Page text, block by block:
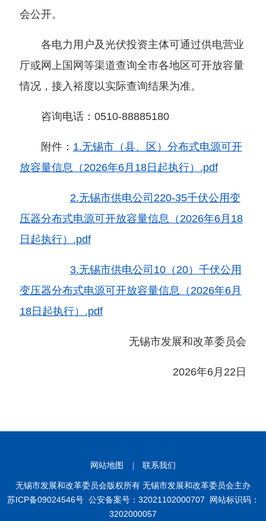
会公开。
各电力用户及光伏投资主体可通过供电营业
厅或网上国网等渠道查询全市各地区可开放容量
情况，接入裕度以实际查询结果为准。
咨询电话：0510-88885180
附件： 1.无锡市（县、区）分布式电源可开
放容量信息（2026年6月18日起执行）.pdf
2.无锡市供电公司220-35千伏公用变
压器分布式电源可开放容量信息（2026年6月18
日起执行）.pdf
3.无锡市供电公司10（20）千伏公用
变压器分布式电源可开放容量信息（2026年6月
18日起执行）.pdf
无锡市发展和改革委员会
2026年6月22日
网站地图 联系我们
无锡市发展和改革委员会版权所有 无锡市发展和改革委员会主办
苏ICP备09024546号 公安备案号：32021102000707 网站标识码：
3202000057